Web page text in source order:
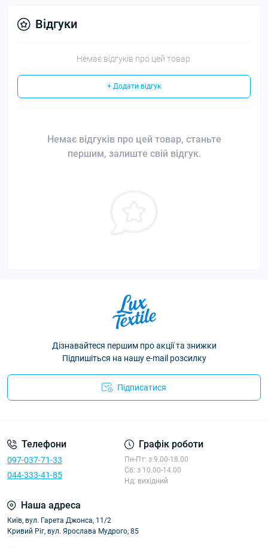
Відгуки
Немає відгуків про цей товар.
+ Додати відгук
Немає відгуків про цей товар, станьте
першим, залиште свій відгук.
Дізнавайтеся першим про акції та знижки
Підпишіться на нашу e-mail розсилку
Підписатися
Телефони
097-037-71-33
044-333-41-85
Графік роботи
Пн-Пт: з 9.00-18.00
Сб: з 10.00-14.00
Нд: вихідний
Наша адреса
Київ, вул. Гарета Джонса, 11/2
Кривий Ріг, вул. Ярослава Мудрого, 85